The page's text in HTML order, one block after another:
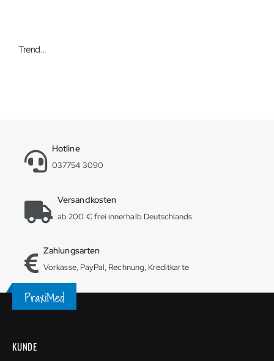
Trendy 2 in 1 Faszienrolle
Hotline
037754 3090
Versandkosten
ab 200 € frei innerhalb Deutschlands
Zahlungsarten
Vorkasse, PayPal, Rechnung, Kreditkarte
KUNDE